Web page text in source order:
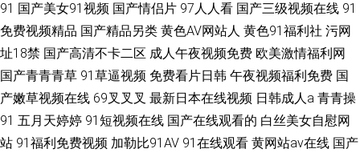
91 国产美女91视频 国产情侣片 97人人看 国产三级视频在线 91
免费视频精品 国产精品另类 黄色AV网站人 黄色91福利社 污网
址18禁 国产高清不卡二区 成人午夜视频免费 欧美激情福利网
国产青青青草 91草逼视频 免费看片日韩 午夜视频福利免费 国
产嫩草视频在线 69叉叉叉 最新日本在线视频 日韩成人a 青青操
91 五月天婷婷 91短视频在线 国产在线观看的 白丝美女自慰网
站 91福利免费视频 加勒比91AV 91在线观看 黄网站av在线 国产